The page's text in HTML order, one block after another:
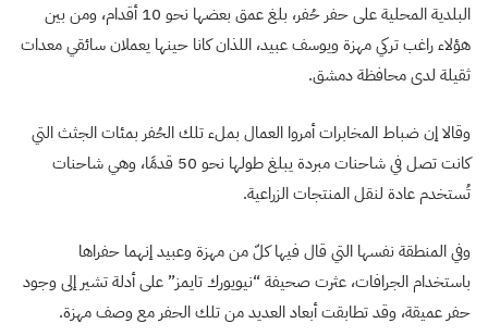
البلدية المحلية على حفر حُفر، بلغ عمق بعضها نحو 10 أقدام، ومن بين
هؤلاء راغب تركي مهزة ويوسف عبيد، اللذان كانا حينها يعملان سائقي معدات
ثقيلة لدى محافظة دمشق.
وقالا إن ضباط المخابرات أمروا العمال بملء تلك الحُفر بمئات الجثث التي
كانت تصل في شاحنات مبردة يبلغ طولها نحو 50 قدمًا، وهي شاحنات
تُستخدم عادة لنقل المنتجات الزراعية.
وفي المنطقة نفسها التي قال فيها كلّ من مهزة وعبيد إنهما حفراها
باستخدام الجرافات، عثرت صحيفة “نيويورك تايمز” على أدلة تشير إلى وجود
حفر عميقة، وقد تطابقت أبعاد العديد من تلك الحفر مع وصف مهزة.